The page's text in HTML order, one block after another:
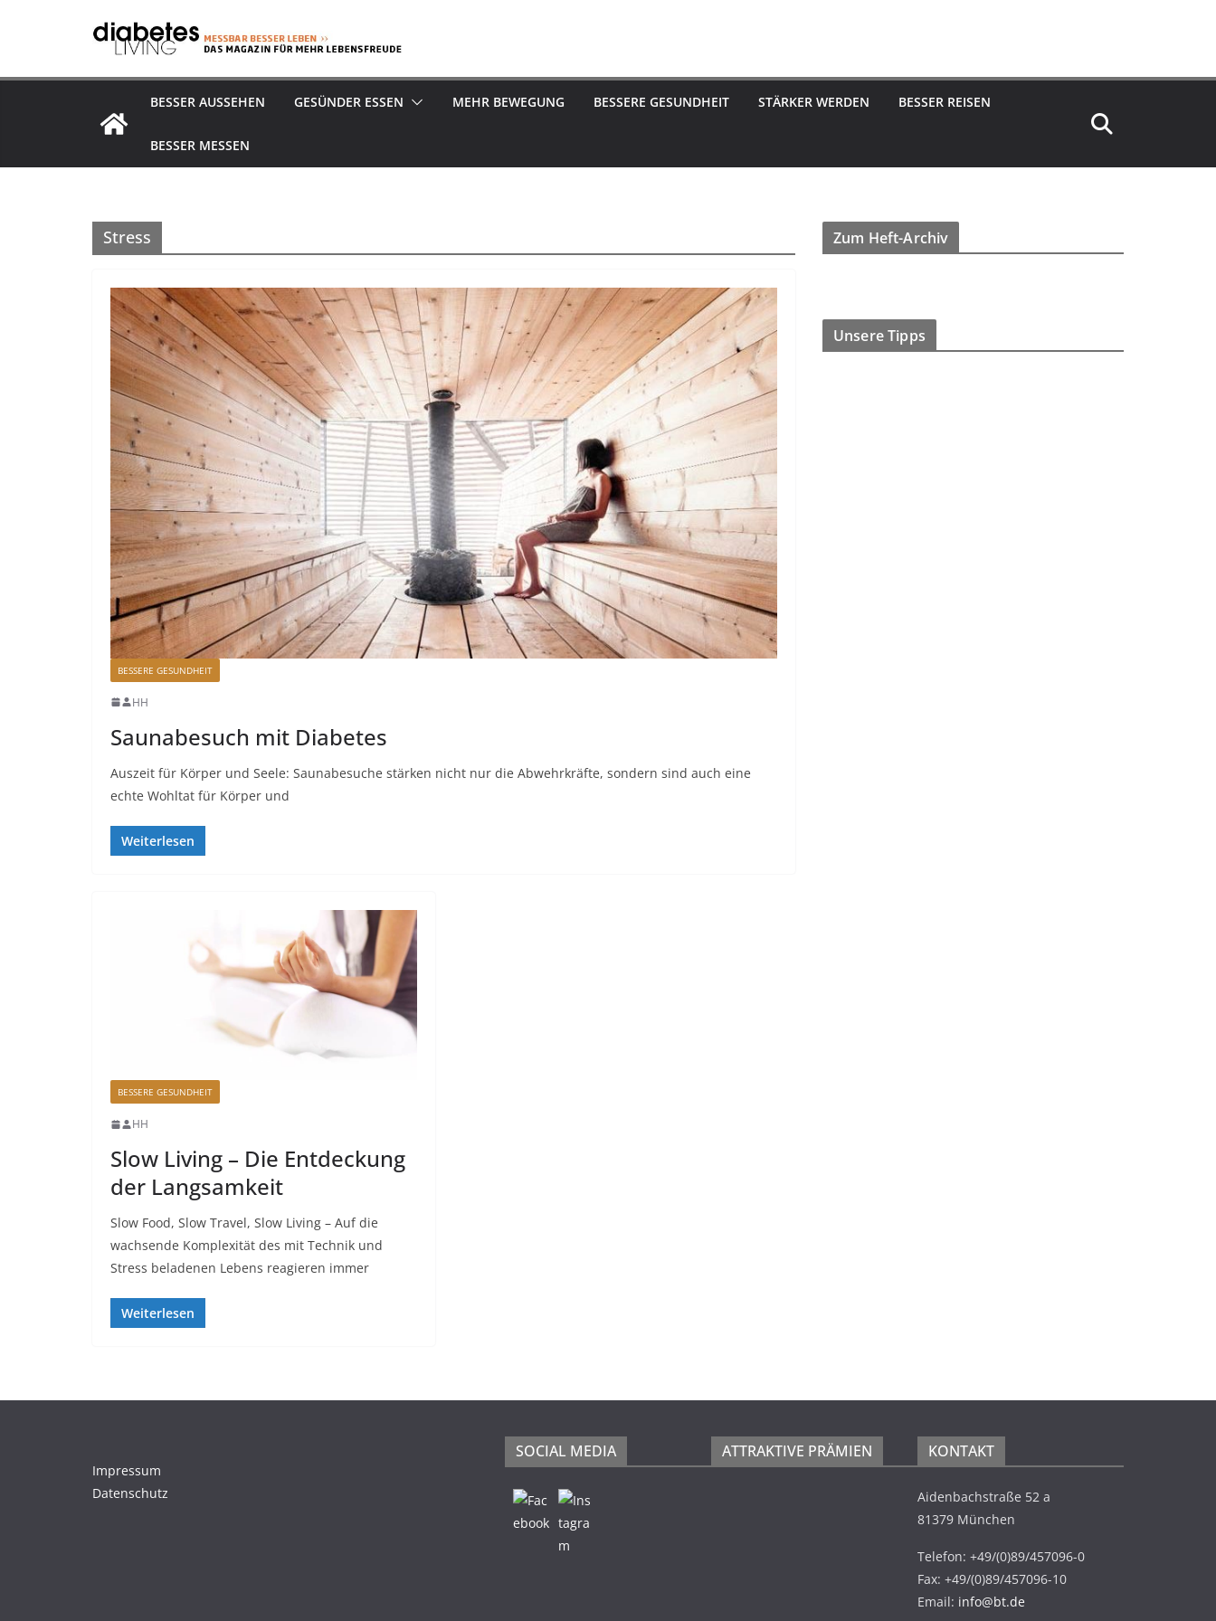
BESSER AUSSEHEN GESÜNDER ESSEN MEHR BEWEGUNG BESSERE GESUNDHEIT STÄRKER WERDEN BESSER REISEN
BESSER MESSEN
Stress
BESSERE GESUNDHEIT
HH
Saunabesuch mit Diabetes
Auszeit für Körper und Seele: Saunabesuche stärken nicht nur die Abwehrkräfte, sondern sind auch eine
echte Wohltat für Körper und
Weiterlesen
BESSERE GESUNDHEIT
HH
Slow Living – Die Entdeckung
der Langsamkeit
Slow Food, Slow Travel, Slow Living – Auf die
wachsende Komplexität des mit Technik und
Stress beladenen Lebens reagieren immer
Weiterlesen
Zum Heft-Archiv
Unsere Tipps
Impressum
Datenschutz
SOCIAL MEDIA ATTRAKTIVE PRÄMIEN KONTAKT
Aidenbachstraße 52 a
81379 München
Telefon: +49/(0)89/457096-0
Fax: +49/(0)89/457096-10
Email: info@bt.de